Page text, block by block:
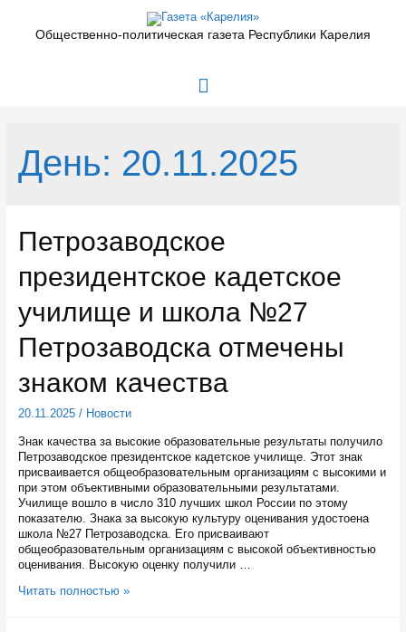
содержимомуОбщественно-политическая газета Республики Карелия
Главное
День: 20.11.2025
Петрозаводское
президентское кадетское
училище и школа №27
Петрозаводска отмечены
знаком качества
20.11.2025/ Новости
Знак качества за высокие образовательные результаты получило
Петрозаводское президентское кадетское училище. Этот знак
присваивается общеобразовательным организациям с высокими и
при этом объективными образовательными результатами.
Училище вошло в число 310 лучших школ России по этому
показателю. Знака за высокую культуру оценивания удостоена
школа №27 Петрозаводска. Его присваивают
общеобразовательным организациям с высокой объективностью
оценивания. Высокую оценку получили …
Петрозаводское
Читать полностью »